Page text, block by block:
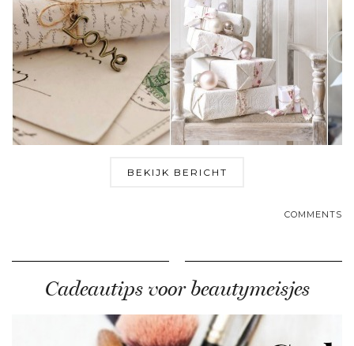
BEKIJK BERICHT
COMMENTS
Cadeautips voor beautymeisjes